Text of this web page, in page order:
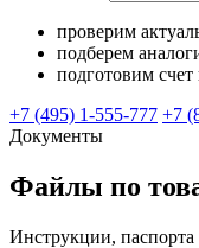
проверим
подберем
подготовим
+7 (495) 1-555-777 +7
Документы
Файлы по
Инструкции,